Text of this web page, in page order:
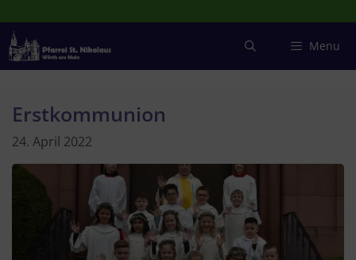
Inhalt
springen
Menu
Erstkommunion
24. April 2022